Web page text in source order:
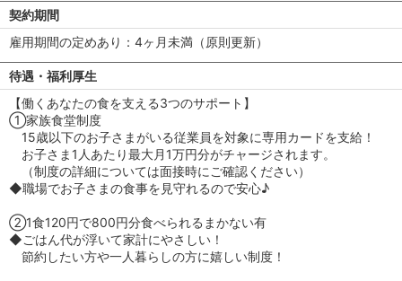
契約期間
雇用期間の定めあり：4ヶ月未満（原則更新）
待遇・福利厚生
【働くあなたの食を支える3つのサポート】
①家族食堂制度
15歳以下のお子さまがいる従業員を対象に専用カードを支給！
お子さま1人あたり最大月1万円分がチャージされます。
（制度の詳細については面接時にご確認ください）
◆職場でお子さまの食事を見守れるので安心♪
②1食120円で800円分食べられるまかない有
◆ごはん代が浮いて家計にやさしい！
節約したい方や一人暮らしの方に嬉しい制度！